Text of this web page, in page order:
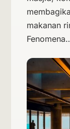
makanan